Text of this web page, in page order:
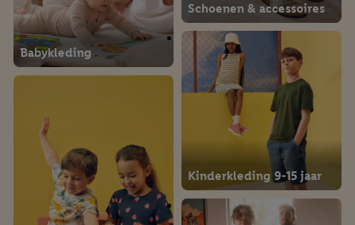
Schoenen & accessoires
Babykleding
Kinderkleding 9-15 jaar